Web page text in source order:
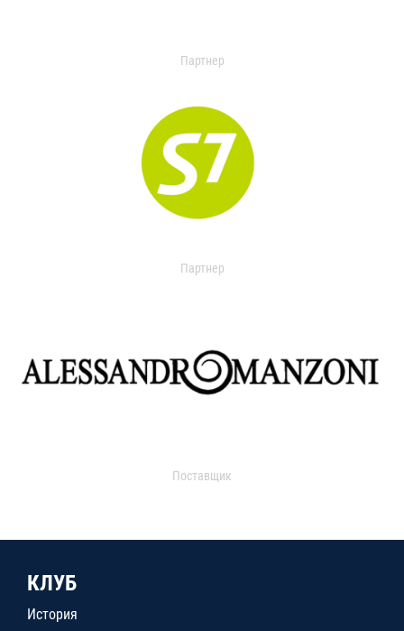
Партнер
Партнер
Поставщик
КЛУБ
История